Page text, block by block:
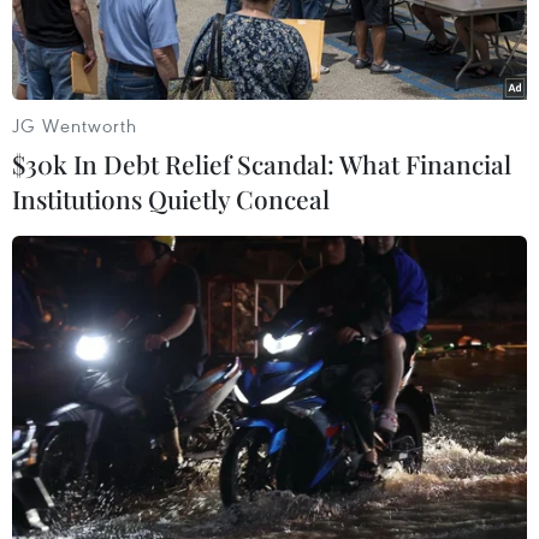
Khởi công xây dựng dự án. (Ảnh: Trần Thị Thu Hiền/TTXVN)
Ngày 27/3, Công ty Trách nhiệm hữu hạn BOT
cầu Rạch Miễu (doanh nghiệp dự án) tổ chức thi
JG Wentworth
$30k In Debt Relief Scandal: What Financial
Institutions Quietly Conceal